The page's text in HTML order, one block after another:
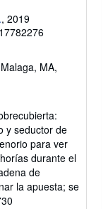
, 2019
MA,
y seductor de
para ver
durante el
de
la apuesta; se